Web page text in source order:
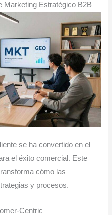
Marketing Estratégico B2B
se ha convertido en el
el éxito comercial. Este
cómo las
y procesos.
Centric